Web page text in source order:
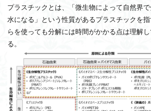
プラスチックとは、「微生物によって自然界で
水になる」という性質があるプラスチックを
らを使っても分解には時間がかかる点は理解
る。